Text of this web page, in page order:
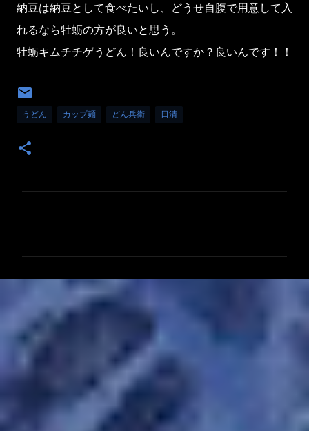
納豆は納豆として食べたいし、どうせ自腹で用意して入
れるなら牡蛎の方が良いと思う。
牡蛎キムチチゲうどん！良いんですか？良いんです！！
うどん カップ麺 どん兵衛 日清